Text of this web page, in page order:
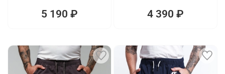
5 190 ₽ 4 390 ₽